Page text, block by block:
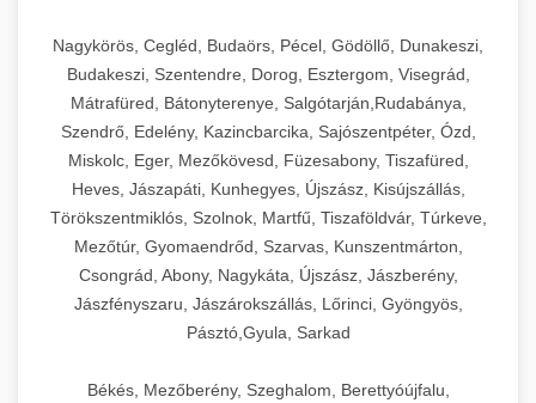
Nagykörös, Cegléd, Budaörs, Pécel, Gödöllő, Dunakeszi,
Budakeszi, Szentendre, Dorog, Esztergom, Visegrád,
Mátrafüred, Bátonyterenye, Salgótarján,Rudabánya,
Szendrő, Edelény, Kazincbarcika, Sajószentpéter, Ózd,
Miskolc, Eger, Mezőkövesd, Füzesabony, Tiszafüred,
Heves, Jászapáti, Kunhegyes, Újszász, Kisújszállás,
Törökszentmiklós, Szolnok, Martfű, Tiszaföldvár, Túrkeve,
Mezőtúr, Gyomaendrőd, Szarvas, Kunszentmárton,
Csongrád, Abony, Nagykáta, Újszász, Jászberény,
Jászfényszaru, Jászárokszállás, Lőrinci, Gyöngyös,
Pásztó,Gyula, Sarkad
Békés, Mezőberény, Szeghalom, Berettyóújfalu,